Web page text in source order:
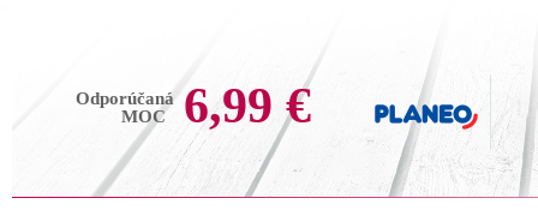
Odporúčaná
MOC
6,99 €